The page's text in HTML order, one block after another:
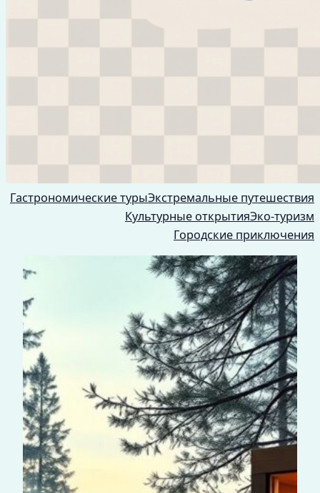
Гастрономические турыЭкстремальные путешествия
Культурные открытияЭко-туризм
Городские приключения